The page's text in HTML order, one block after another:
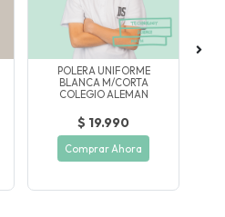
POLERA UNIFORME
BLANCA M/CORTA
COLEGIO ALEMAN
$ 19.990
Comprar Ahora